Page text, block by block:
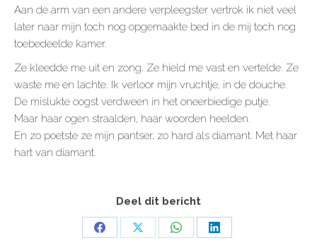
Aan de arm van een andere verpleegster vertrok ik niet veel
later naar mijn toch nog opgemaakte bed in de mij toch nog
toebedeelde kamer.
Ze kleedde me uit en zong. Ze hield me vast en vertelde. Ze
waste me en lachte. Ik verloor mijn vruchtje, in de douche.
De mislukte oogst verdween in het oneerbiedige putje.
Maar haar ogen straalden, haar woorden heelden.
En zo poetste ze mijn pantser, zo hard als diamant. Met haar
hart van diamant.
Deel dit bericht
Share
Share
Share
Share